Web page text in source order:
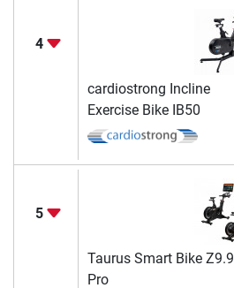
4
cardiostrong Incline
Exercise Bike IB50
5
Taurus Smart Bike Z9.9
Pro